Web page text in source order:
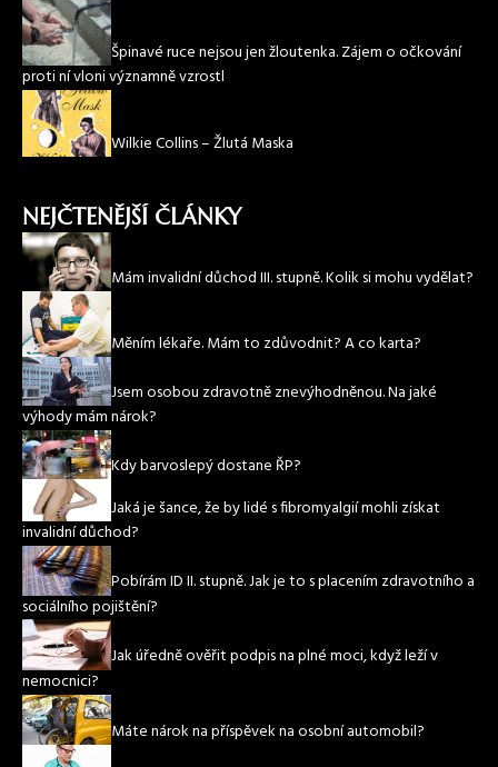
Špinavé ruce nejsou jen žloutenka. Zájem o očkování
proti ní vloni významně vzrostl
Wilkie Collins – Žlutá Maska
NEJČTENĚJŠÍ ČLÁNKY
Mám invalidní důchod III. stupně. Kolik si mohu vydělat?
Měním lékaře. Mám to zdůvodnit? A co karta?
Jsem osobou zdravotně znevýhodněnou. Na jaké
výhody mám nárok?
Kdy barvoslepý dostane ŘP?
Jaká je šance, že by lidé s fibromyalgií mohli získat
invalidní důchod?
Pobírám ID II. stupně. Jak je to s placením zdravotního a
sociálního pojištění?
Jak úředně ověřit podpis na plné moci, když leží v
nemocnici?
Máte nárok na příspěvek na osobní automobil?